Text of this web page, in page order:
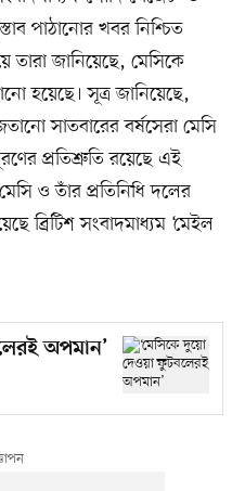
পাঠানোর খবর নিশ্চিত
তারা জানিয়েছে, মেসিকে
হয়েছে। সূত্র জানিয়েছে,
সাতবারের বর্ষসেরা মেসি
প্রতিশ্রুতি রয়েছে এই
ও তাঁর প্রতিনিধি দলের
ব্রিটিশ সংবাদমাধ্যম ‘মেইল
অপমান’